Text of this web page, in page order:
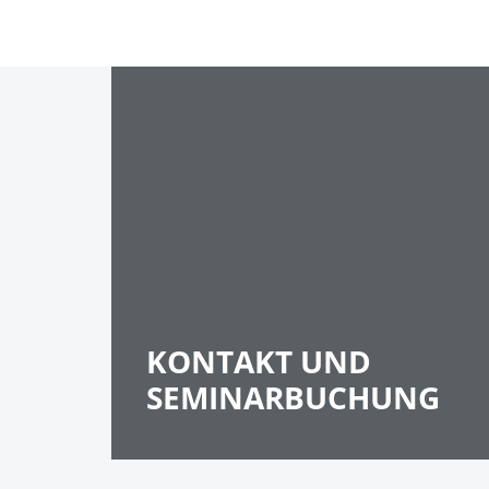
KONTAKT UND
SEMINARBUCHUNG